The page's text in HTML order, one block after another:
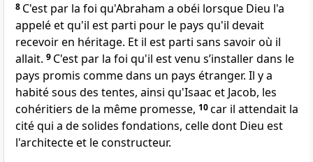
8 C'est par la foi qu'Abraham a obéi lorsque Dieu l'a
appelé et qu'il est parti pour le pays qu'il devait
recevoir en héritage. Et il est parti sans savoir où il
allait. 9 C'est par la foi qu'il est venu s’installer dans le
pays promis comme dans un pays étranger. Il y a
habité sous des tentes, ainsi qu'Isaac et Jacob, les
cohéritiers de la même promesse, 10car il attendait la
cité qui a de solides fondations, celle dont Dieu est
l'architecte et le constructeur.